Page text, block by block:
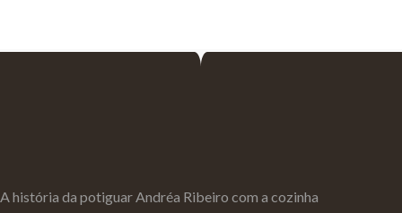
A história da potiguar Andréa Ribeiro com a cozinha